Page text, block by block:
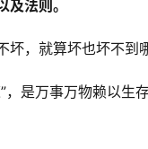
法则。
，就算坏也坏不到
是万事万物赖以生